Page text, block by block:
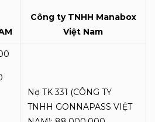
Công ty TNHH Manabox
Việt Nam
Nợ TK 331 (CÔNG TY
TNHH GONNAPASS VIỆT